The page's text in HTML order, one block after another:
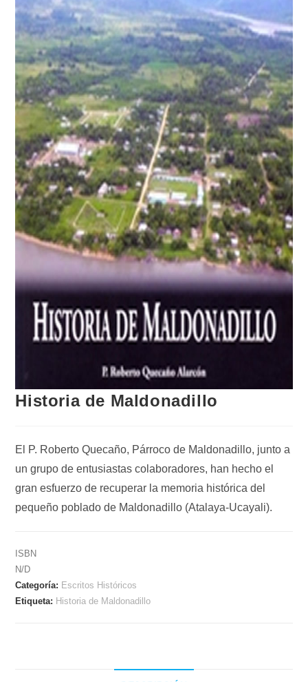
Historia de Maldonadillo
El P. Roberto Quecaño, Párroco de Maldonadillo, junto a
un grupo de entusiastas colaboradores, han hecho el
gran esfuerzo de recuperar la memoria histórica del
pequeño poblado de Maldonadillo (Atalaya-Ucayali).
ISBN
N/D
Categoría: Escritos Históricos
Etiqueta: Historia de Maldonadillo